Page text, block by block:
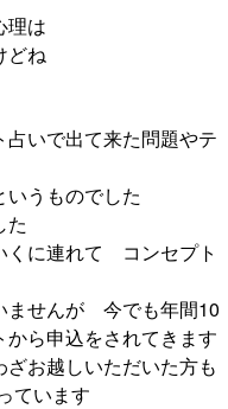
理は
どね
いで出て来た問題やテ
うものでした
た
くに連れて コンセプト
ませんが 今でも年間10
ら申込をされてきます
お越しいただいた方も
ています